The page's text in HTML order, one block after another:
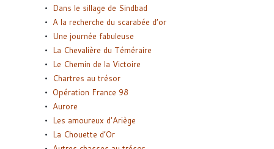
Dans le sillage de Sindbad
A la recherche du scarabée d’or
Une journée fabuleuse
La Chevalière du Téméraire
Le Chemin de la Victoire
Chartres au trésor
Opération France 98
Aurore
Les amoureux d’Ariège
La Chouette d’Or